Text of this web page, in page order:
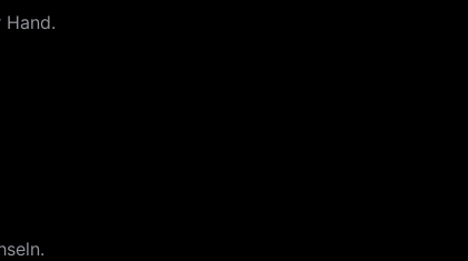
Hand.